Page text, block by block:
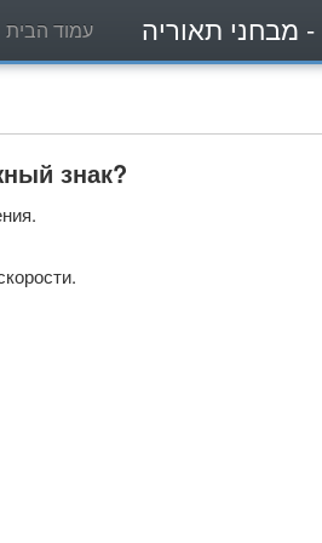
- מבחני תאוריה עמוד הבית
знак?